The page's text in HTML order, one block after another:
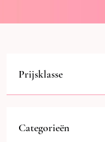
Prijsklasse
Categorieën